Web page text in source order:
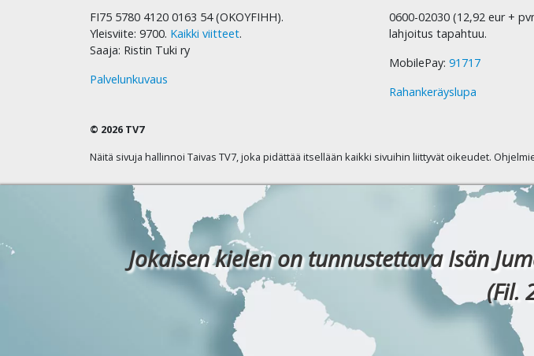
FI75 5780 4120 0163 54 (OKOYFIHH).
Yleisviite: 9700. Kaikki viitteet.
Saaja: Ristin Tuki ry
Palvelunkuvaus
0600-02030 (12,92 eur +
lahjoitus tapahtuu.
MobilePay: 91717
Rahankeräyslupa
© 2026 TV7
Näitä sivuja hallinnoi Taivas TV7, joka pidättää itsellään kaikki sivuihin liittyvät oikeudet.
Jokaisen kielen on tunnustettava Isän
(Fil.